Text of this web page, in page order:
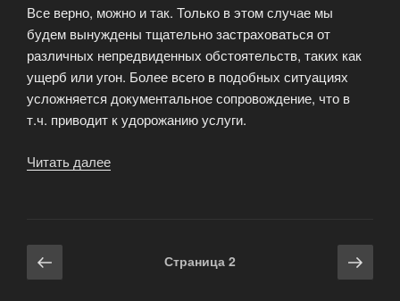
Все верно, можно и так. Только в этом случае мы
будем вынуждены тщательно застраховаться от
различных непредвиденных обстоятельств, таких как
ущерб или угон. Более всего в подобных ситуациях
усложняется документальное сопровождение, что в
т.ч. приводит к удорожанию услуги.
Читать далее
Навигация
по
Предыдущая
страница
Страница 2